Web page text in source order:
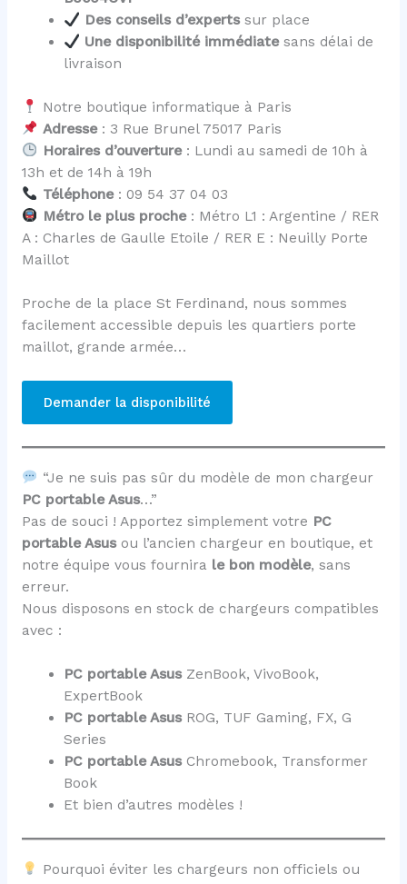
Des conseils d’expertssur place
Une disponibilité immédiatesans délai de
livraison
Notre boutique informatique à Paris
Adresse: 3 Rue Brunel 75017 Paris
Horaires d’ouverture: Lundi au samedi de 10h à
13h et de 14h à 19h
Téléphone: 09 54 37 04 03
Métro le plus proche: Métro L1 : Argentine / RER
A : Charles de Gaulle Etoile / RER E : Neuilly Porte
Maillot
Proche de la place St Ferdinand, nous sommes
facilement accessible depuis les quartiers porte
maillot, grande armée…
Demander la disponibilité
“Je ne suis pas sûr du modèle de mon chargeur
PC portable Asus…”
Pas de souci ! Apportez simplement votre PC
portable Asus ou l’ancien chargeur en boutique, et
notre équipe vous fournira le bon modèle, sans
erreur.
Nous disposons en stock de chargeurs compatibles
avec :
PC portable Asus ZenBook, VivoBook,
ExpertBook
PC portable Asus ROG, TUF Gaming, FX, G
Series
PC portable Asus Chromebook, Transformer
Book
Et bien d’autres modèles !
Pourquoi éviter les chargeurs non officiels ou